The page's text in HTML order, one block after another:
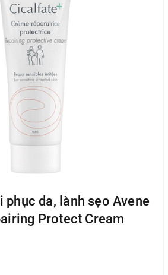
phục da, lành sẹo Avene
Protect Cream